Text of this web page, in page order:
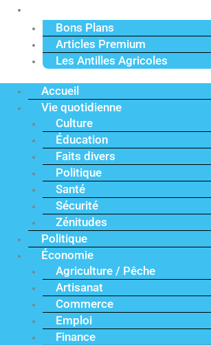
Bons Plans
Articles Premium
Les Antilles Agricoles
Accueil
Vie quotidienne
Culture
Éducation
Faits divers
Politique
Santé
Sécurité
Zénitudes
Politique
Économie
Agriculture / Pêche
Artisanat
Commerce
Emploi
Finance